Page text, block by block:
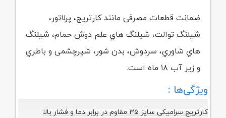
ضمانت قطعات مصرفی مانند کارتریج، پرلاتور،
شیلنگ توالت، شیلنگ هاي علم دوش حمام، شیلنگ
هاي شاوري، سردوش، بدن شور، شیرچشمی و باطري
و زیر آب ۱۸ ماه است.
ویژگی‌ها :
کارتریج سرامیکی سایز ۳۵ مقاوم در برابر دما و فشار بالا